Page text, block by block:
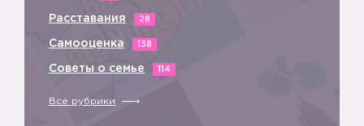
Расставания 28
Самооценка 138
Советы о семье 114
Все рубрики